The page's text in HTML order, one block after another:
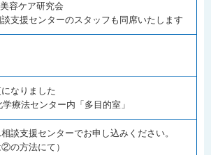
容ケア研究会
支援センターのスタッフも同席いたします
なりました
療法センター内「多目的室」
談支援センターでお申し込みください。
の方法にて）